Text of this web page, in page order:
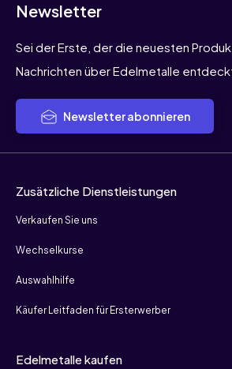
Newsletter
Sei der Erste, der die neuesten
Nachrichten über Edelmetalle
Newsletter abonnieren
Zusätzliche Dienstleistungen
Verkaufen Sie uns
Wechselkurse
Auswahlhilfe
Käufer Leitfaden für Ersterwerber
Edelmetalle kaufen